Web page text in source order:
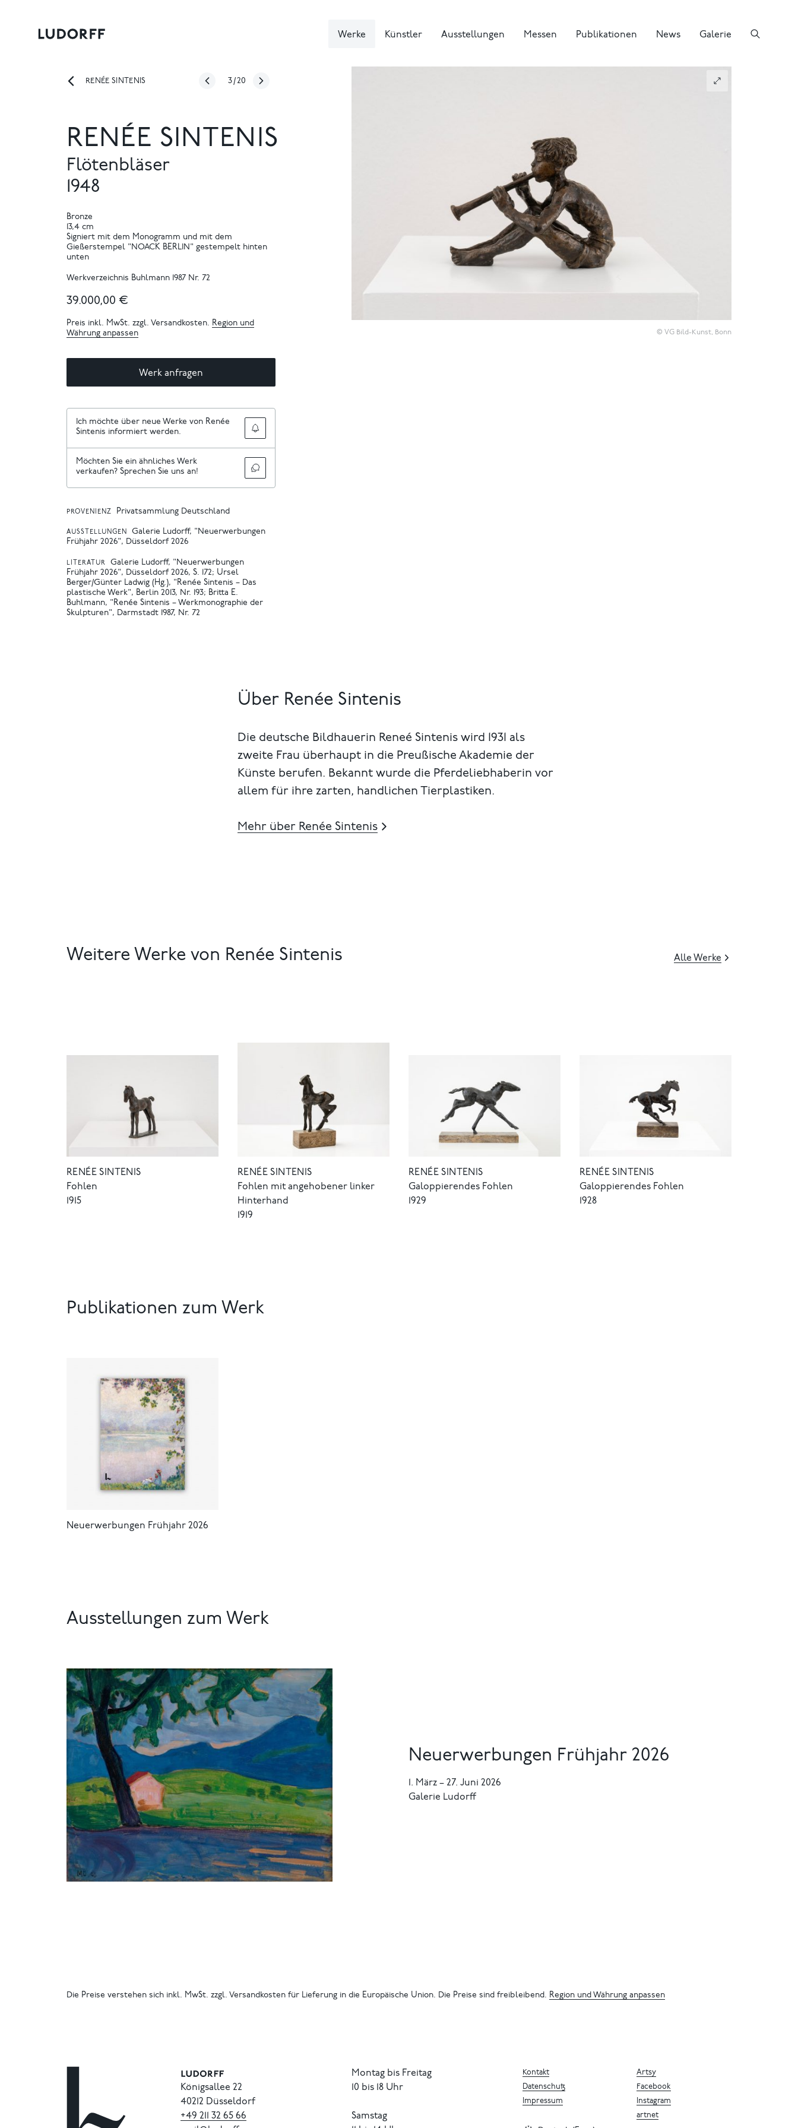
Werke Künstler Ausstellungen Messen Publikationen News Galerie
RENÉE SINTENIS 3 /20
RENÉE SINTENIS
Flötenbläser
1948
© VG Bild-Kunst, Bonn
Bronze
13,4 cm
Signiert mit dem Monogramm und mit dem
Gießerstempel "NOACK BERLIN" gestempelt hinten
unten
Werkverzeichnis Buhlmann 1987 Nr. 72
39.000,00 €
Preis inkl. MwSt. zzgl. Versandkosten. Region und
Währung anpassen
Werk anfragen
Ich möchte über neue Werke von Renée
Sintenis informiert werden.
Möchten Sie ein ähnliches Werk
verkaufen? Sprechen Sie uns an!
PROVENIENZ Privatsammlung Deutschland
AUSSTELLUNGEN
Galerie Ludorff, "Neuerwerbungen
Frühjahr 2026", Düsseldorf 2026
LITERATUR
Galerie Ludorff, "Neuerwerbungen
Frühjahr 2026", Düsseldorf 2026, S. 172
Ursel
Berger/Günter Ladwig (Hg.), "Renée Sintenis – Das
plastische Werk", Berlin 2013, Nr. 193
Britta E.
Buhlmann, "Renée Sintenis – Werkmonographie der
Skulpturen", Darmstadt 1987, Nr. 72
Über Renée Sintenis
Die deutsche Bildhauerin Reneé Sintenis wird 1931 als
zweite Frau überhaupt in die Preußische Akademie der
Künste berufen. Bekannt wurde die Pferdeliebhaberin vor
allem für ihre zarten, handlichen Tierplastiken.
Mehr über Renée Sintenis
Weitere Werke von Renée Sintenis Alle Werke
RENÉE SINTENIS
Fohlen
1915
RENÉE SINTENIS
Fohlen mit angehobener linker
Hinterhand
1919
RENÉE SINTENIS
Galoppierendes Fohlen
1929
RENÉE SINTENIS
Galoppierendes Fohlen
1928
Publikationen zum Werk
Neuerwerbungen Frühjahr 2026
Ausstellungen zum Werk
Neuerwerbungen Frühjahr 2026
1. März – 27. Juni 2026
Galerie Ludorff
Die Preise verstehen sich inkl. MwSt. zzgl. Versandkosten für Lieferung in die Europäische Union. Die Preise sind freibleibend. Region und Währung anpassen
Königsallee 22
40212 Düsseldorf
+49 211 32 65 66
Montag bis Freitag
10 bis 18 Uhr
Samstag
Artsy
Facebook
Instagram
artnet
Kontakt
Datenschutz
Impressum